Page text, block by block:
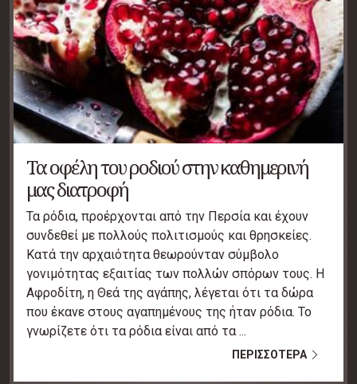
Τα οφέλη του ροδιού στην καθημερινή
μας διατροφή
Τα ρόδια, προέρχονται από την Περσία και έχουν
συνδεθεί με πολλούς πολιτισμούς και θρησκείες.
Κατά την αρχαιότητα θεωρούνταν σύμβολο
γονιμότητας εξαιτίας των πολλών σπόρων τους. Η
Αφροδίτη, η Θεά της αγάπης, λέγεται ότι τα δώρα
που έκανε στους αγαπημένους της ήταν ρόδια. Το
γνωρίζετε ότι τα ρόδια είναι από τα ...
ΠΕΡΙΣΣΟΤΕΡΑ